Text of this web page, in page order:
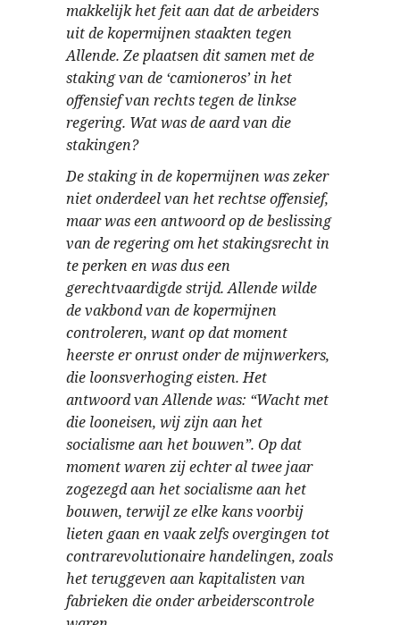
makkelijk het feit aan dat de arbeiders
uit de kopermijnen staakten tegen
Allende. Ze plaatsen dit samen met de
staking van de ‘camioneros’ in het
offensief van rechts tegen de linkse
regering. Wat was de aard van die
stakingen?
De staking in de kopermijnen was zeker
niet onderdeel van het rechtse offensief,
maar was een antwoord op de beslissing
van de regering om het stakingsrecht in
te perken en was dus een
gerechtvaardigde strijd. Allende wilde
de vakbond van de kopermijnen
controleren, want op dat moment
heerste er onrust onder de mijnwerkers,
die loonsverhoging eisten. Het
antwoord van Allende was: “Wacht met
die looneisen, wij zijn aan het
socialisme aan het bouwen”. Op dat
moment waren zij echter al twee jaar
zogezegd aan het socialisme aan het
bouwen, terwijl ze elke kans voorbij
lieten gaan en vaak zelfs overgingen tot
contrarevolutionaire handelingen, zoals
het teruggeven aan kapitalisten van
fabrieken die onder arbeiderscontrole